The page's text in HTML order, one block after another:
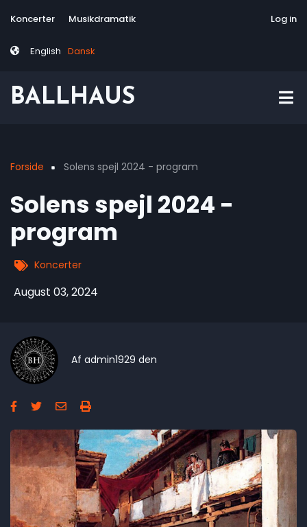
to
content
Tag
Koncerter Musikdramatik Via Artis
English Dansk
Log in
BALLHAUS
Breadcrumb
Forside Solens spejl 2024 - program
Solens spejl 2024 -
program
Koncerter
August 03, 2024
Af admin1929 den